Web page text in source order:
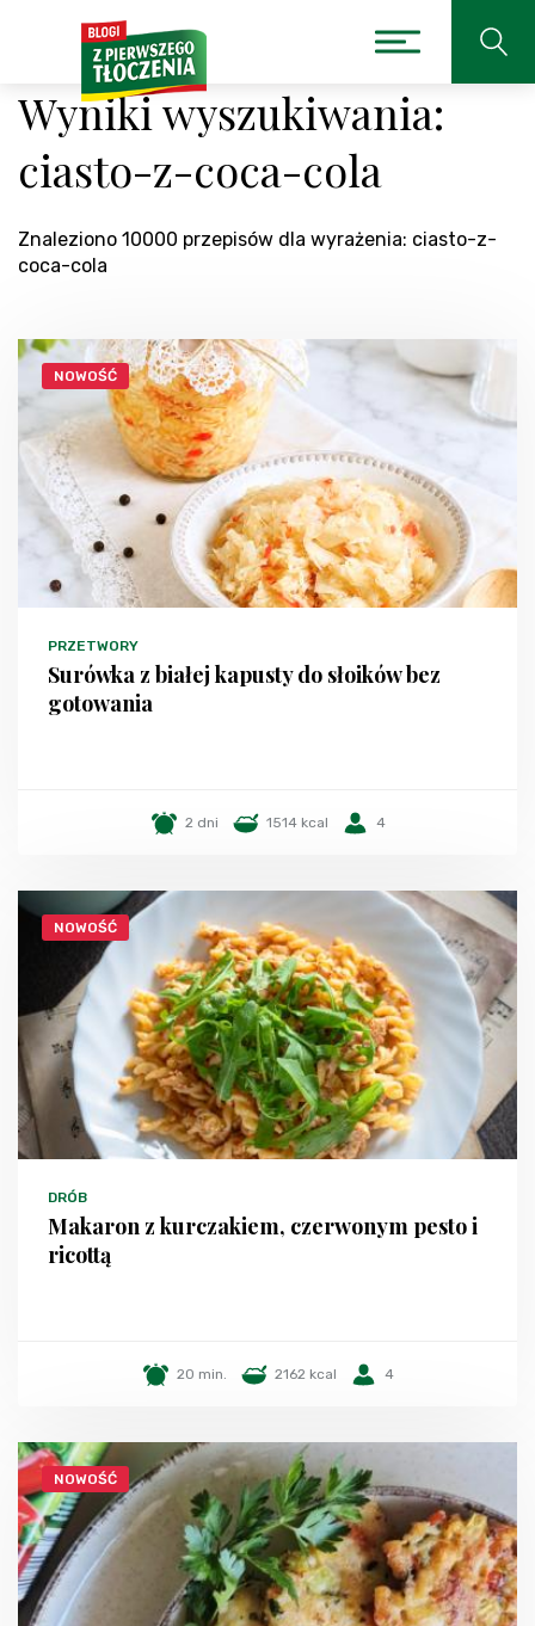
Wyniki wyszukiwania:
ciasto-z-coca-cola
Znaleziono 10000 przepisów dla wyrażenia: ciasto-z-
coca-cola
NOWOŚĆ
PRZETWORY
Surówka z białej kapusty do słoików bez
gotowania
2 dni 1514 kcal 4
NOWOŚĆ
DRÓB
Makaron z kurczakiem, czerwonym pesto i
ricottą
20 min. 2162 kcal 4
NOWOŚĆ